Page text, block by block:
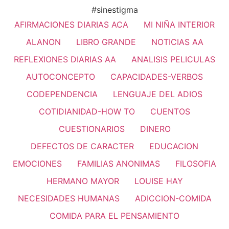
#sinestigma
AFIRMACIONES DIARIAS ACA
MI NIÑA INTERIOR
ALANON
LIBRO GRANDE
NOTICIAS AA
REFLEXIONES DIARIAS AA
ANALISIS PELICULAS
AUTOCONCEPTO
CAPACIDADES-VERBOS
CODEPENDENCIA
LENGUAJE DEL ADIOS
COTIDIANIDAD-HOW TO
CUENTOS
CUESTIONARIOS
DINERO
DEFECTOS DE CARACTER
EDUCACION
EMOCIONES
FAMILIAS ANONIMAS
FILOSOFIA
HERMANO MAYOR
LOUISE HAY
NECESIDADES HUMANAS
ADICCION-COMIDA
COMIDA PARA EL PENSAMIENTO